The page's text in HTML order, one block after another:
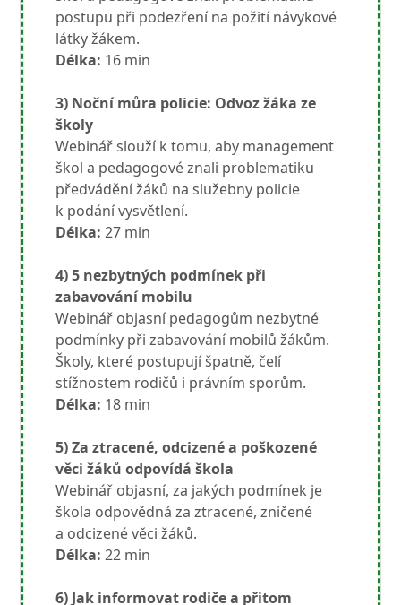
postupu při podezření na požití návykové
látky žákem.
Délka: 16 min
3) Noční můra policie: Odvoz žáka ze
školy
Webinář slouží k tomu, aby management
škol a pedagogové znali problematiku
předvádění žáků na služebny policie
k podání vysvětlení.
Délka:27 min
4) 5 nezbytných podmínek při
zabavování mobilu
Webinář objasní pedagogům nezbytné
podmínky při zabavování mobilů žákům.
Školy, které postupují špatně, čelí
stížnostem rodičů i právním sporům.
Délka: 18 min
5) Za ztracené, odcizené a poškozené
věci žáků odpovídá škola
Webinář objasní, za jakých podmínek je
škola odpovědná za ztracené, zničené
a odcizené věci žáků.
Délka:22 min
6) Jak informovat rodiče a přitom